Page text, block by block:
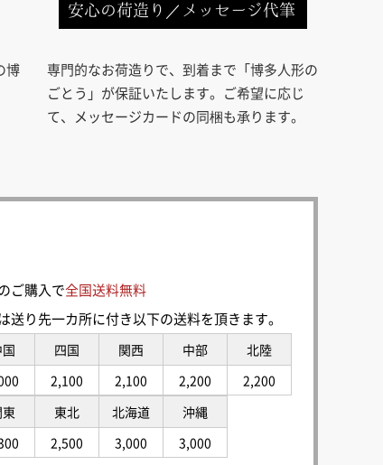
博
安心の荷造り／メッセージ代筆
専門的なお荷造りで、到着まで「博多人形の
ごとう」が保証いたします。ご希望に応じ
て、メッセージカードの同梱も承ります。
ご購入で全国送料無料
送り先一カ所に付き以下の送料を頂きます。
四国 関西 中部
北陸
2,100 2,100 2,200
2,200
東北 北海道
沖縄
2,500 3,000 3,000